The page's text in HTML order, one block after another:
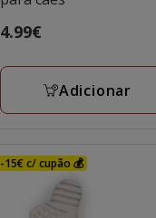
Preço
4.99€
Adicionar
-15€ c/ cupão 💰